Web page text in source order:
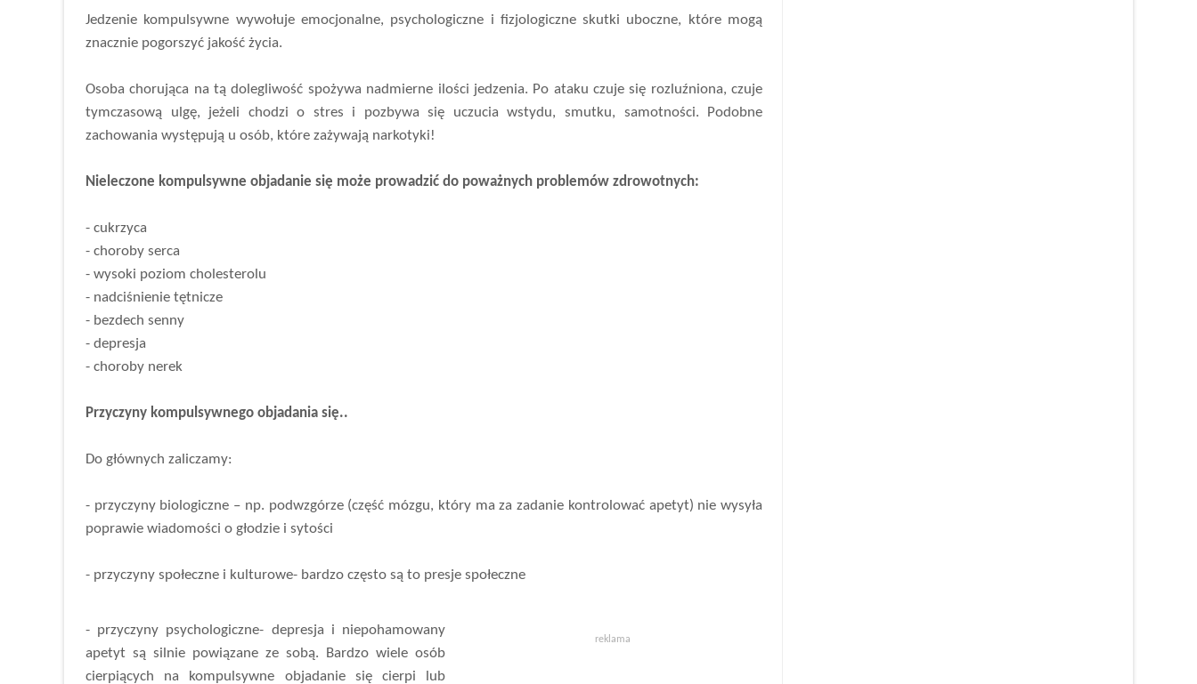
Jedzenie kompulsywne wywołuje emocjonalne, psychologiczne i fizjologiczne skutki uboczne, które mogą
znacznie pogorszyć jakość życia.
Osoba chorująca na tą dolegliwość spożywa nadmierne ilości jedzenia. Po ataku czuje się rozluźniona, czuje
tymczasową ulgę, jeżeli chodzi o stres i pozbywa się uczucia wstydu, smutku, samotności. Podobne
zachowania występują u osób, które zażywają narkotyki!
Nieleczone kompulsywne objadanie się może prowadzić do poważnych problemów zdrowotnych:
- cukrzyca
- choroby serca
- wysoki poziom cholesterolu
- nadciśnienie tętnicze
- bezdech senny
- depresja
- choroby nerek
Przyczyny kompulsywnego objadania się..
Do głównych zaliczamy:
- przyczyny biologiczne – np. podwzgórze (część mózgu, który ma za zadanie kontrolować apetyt) nie wysyła
poprawie wiadomości o głodzie i sytości
- przyczyny społeczne i kulturowe- bardzo często są to presje społeczne
- przyczyny psychologiczne- depresja i niepohamowany
apetyt są silnie powiązane ze sobą. Bardzo wiele osób
cierpiących na kompulsywne objadanie się cierpi lub
reklama